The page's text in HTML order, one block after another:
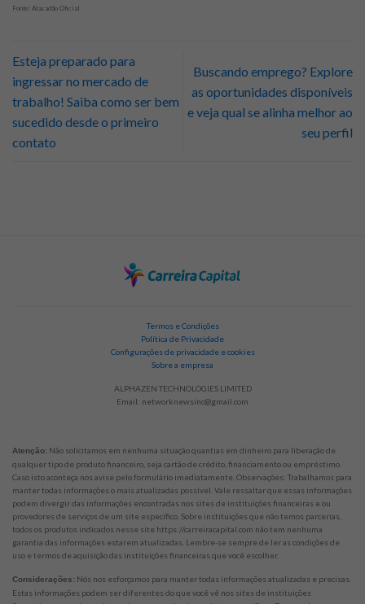
Fonte: Atacadão Oficial
Esteja preparado para
ingressar no mercado de
trabalho! Saiba como ser bem
sucedido desde o primeiro
contato
Buscando emprego? Explore
as oportunidades disponíveis
e veja qual se alinha melhor ao
seu perfil
Termos e Condições
Política de Privacidade
Configurações de privacidade e cookies
Sobre a empresa
ALPHAZEN TECHNOLOGIES LIMITED
Email: networknewsinc@gmail.com
Atenção: Não solicitamos em nenhuma situação quantias em dinheiro para liberação de
qualquer tipo de produto financeiro, seja cartão de crédito, financiamento ou empréstimo.
Caso isto aconteça nos avise pelo formulário imediatamente. Observações: Trabalhamos para
manter todas informações o mais atualizadas possível. Vale ressaltar que essas informações
podem divergir das informações encontradas nos sites de instituições financeiras e ou
provedores de serviços de um site específico. Sobre instituições que não temos parcerias,
todos os produtos indicados nesse site https://carreiracapital.com não tem nenhuma
garantia das informações estarem atualizadas. Lembre-se sempre de ler as condições de
uso e termos de aquisição das instituições financeiras que você escolher.
Considerações: Nós nos esforçamos para manter todas informações atualizadas e precisas.
Estas informações podem ser diferentes do que você vê nos sites de instituições